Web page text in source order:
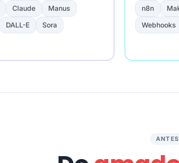
Claude
Manus
DALL-E Sora
n8n
Webhooks